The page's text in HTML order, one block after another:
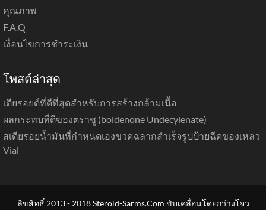
คุณภาพ
F.A.Q
เงื่อนไขการชำระเงิน
โพสต์ล่าสุด
เตียรอยด์ที่ดีที่สุดสำหรับการสร้างกล้ามเนื้อ
ผลกระทบที่ดีของตราชู (boldenone Undecylenate)
สเตียรอยน้ำมันที่กำหนดเองขวดฉลากสำเร็จรูปป้ายฉีดของเหลว
Vial
ลิขสิทธิ์ 2013 - 2018 Steroid-Sarms.Com ขับเคลื่อนโดยกว่างโจว